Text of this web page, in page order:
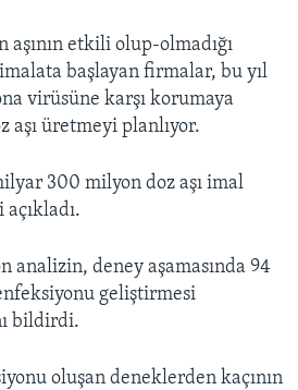
etkili olup-olmadığı
başlayan firmalar, bu yıl
virüsüne karşı korumaya
aşı üretmeyi planlıyor.
300 milyon doz aşı imal
analizin, deney aşamasında 94
geliştirmesi
bildirdi.
oluşan deneklerden kaçının